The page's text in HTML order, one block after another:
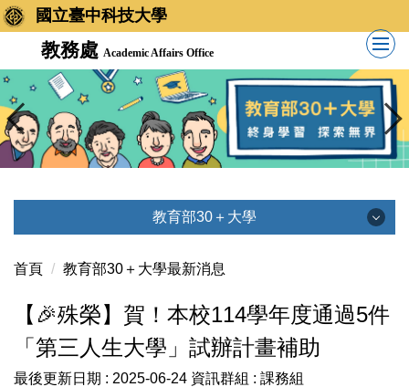
國立臺中科技大學
教務處 Academic Affairs Office
教育部30＋大學
教育部30＋大學
最新消息
學分學程介紹
首頁 教育部30＋大學最新消息
【🎉殊榮】賀！本校114學年度通過5件
「第三人生大學」試辦計畫補助
最後更新日期 : 2025-06-24 資訊群組 : 課務組